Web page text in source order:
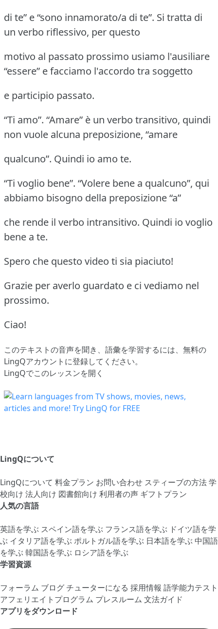
di te” e “sono innamorato/a di te”. Si tratta di
un verbo riflessivo, per questo
motivo al passato prossimo usiamo l'ausiliare
“essere” e facciamo l'accordo tra soggetto
e participio passato.
“Ti amo”. “Amare” è un verbo transitivo, quindi
non vuole alcuna preposizione, “amare
qualcuno”. Quindi io amo te.
“Ti voglio bene”. “Volere bene a qualcuno”, qui
abbiamo bisogno della preposizione “a”
che rende il verbo intransitivo. Quindi io voglio
bene a te.
Spero che questo video ti sia piaciuto!
Grazie per averlo guardato e ci vediamo nel
prossimo.
Ciao!
このテキストの音声を聞き、語彙を学習するには、 無料の
LingQアカウントに登録してください。
LingQでこのレッスンを開く
LingQについて
LingQについて 料金プラン お問い合わせ スティーブの方法学
校向け 法人向け 図書館向け 利用者の声 ギフトプラン
人気の言語
英語を学ぶ スペイン語を学ぶ フランス語を学ぶ ドイツ語を学
ぶ イタリア語を学ぶ ポルトガル語を学ぶ 日本語を学ぶ 中国語
を学ぶ 韓国語を学ぶ ロシア語を学ぶ
学習資源
フォーラム ブログチューターになる 採用情報 語学能力テスト
アフェリエイトプログラム プレスルーム 文法ガイド
アプリをダウンロード